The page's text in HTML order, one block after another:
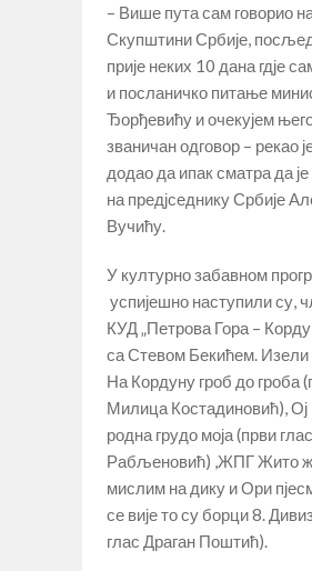
– Више пута сам говорио
Скупштини Србије,
прије неких 10 дана гдје
и посланичко питање
Ђорђевићу и очекујем
званичан одговор – рекао
додао да ипак сматра да
на предјседнику Србије
Вучићу.
У културно забавном
успијешно наступили су,
КУД „Петрова Гора –
са Стевом Бекићем. Изели
На Кордуну гроб до гроба
Милица Костадиновић), Ој
родна грудо моја (први
Рабљеновић) ,ЖПГ Жито
мислим на дику и Ори
се вије то су борци 8.
глас Драган Поштић).